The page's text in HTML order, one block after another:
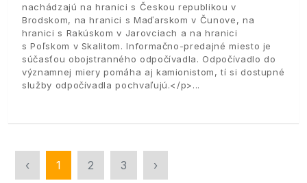
nachádzajú na hranici s Českou republikou v
Brodskom, na hranici s Maďarskom v Čunove, na
hranici s Rakúskom v Jarovciach a na hranici
s Poľskom v Skalitom. Informačno-predajné miesto je
súčasťou obojstranného odpočívadla. Odpočívadlo do
významnej miery pomáha aj kamionistom, tí si dostupné
služby odpočívadla pochvaľujú.</p>
‹ 1 2 3 ›